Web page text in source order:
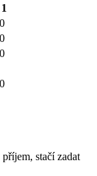
stačí zadat